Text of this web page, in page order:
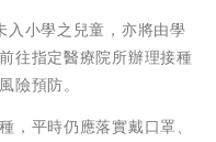
入小學之兒童，亦將由學
往指定醫療院所辦理接種
險預防。
，平時仍應落實戴口罩、